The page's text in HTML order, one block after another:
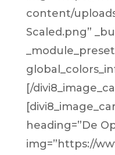
content/
Scaled.png”
[/
heading=”De
img=”https://